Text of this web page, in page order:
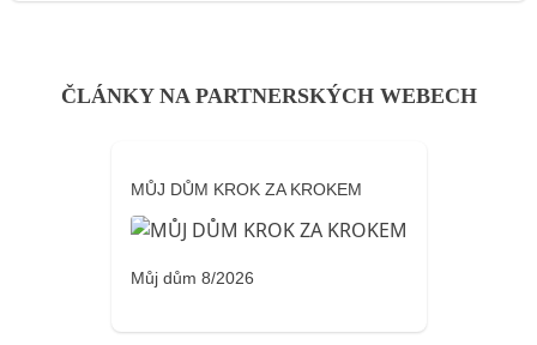
ČLÁNKY NA PARTNERSKÝCH WEBECH
MŮJ DŮM KROK ZA KROKEM
Můj dům 8/2026